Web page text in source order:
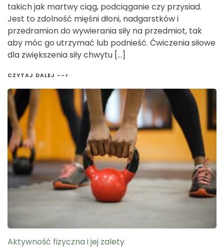
takich jak martwy ciąg, podciąganie czy przysiad.
Jest to zdolność mięśni dłoni, nadgarstków i
przedramion do wywierania siły na przedmiot, tak
aby móc go utrzymać lub podnieść. Ćwiczenia siłowe
dla zwiększenia siły chwytu […]
CZYTAJ DALEJ -->
Aktywność fizyczna i jej zalety